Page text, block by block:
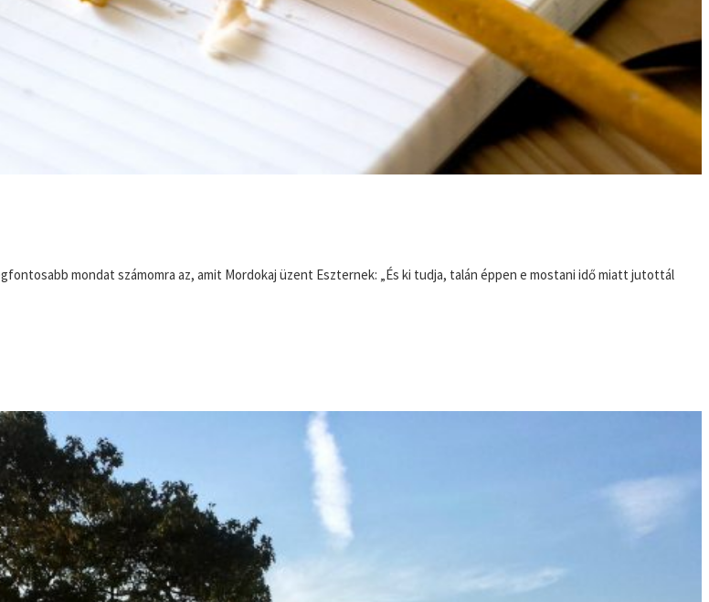
mondat számomra az, amit Mordokaj üzent Eszternek: „És ki tudja, talán éppen e mostani idő miatt jutottál